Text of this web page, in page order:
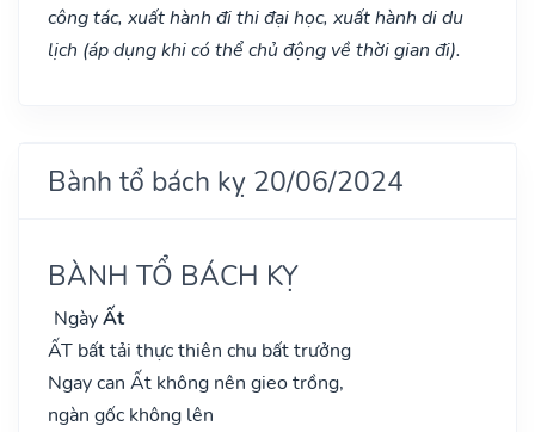
công tác, xuất hành đi thi đại học, xuất hành di du
lịch (áp dụng khi có thể chủ động về thời gian đi).
Bành tổ bách kỵ 20/06/2024
BÀNH TỔ BÁCH KỴ
NgàyẤt
ẤT bất tải thực thiên chu bất trưởng
Ngay can Ất không nên gieo trồng,
ngàn gốc không lên